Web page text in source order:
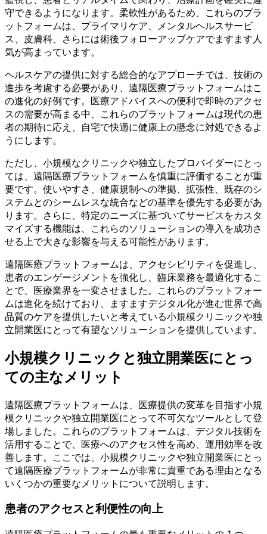
守できるようになります。柔軟性があるため、これらのプラ
ットフォームは、プライマリケア、メンタルヘルスサービ
ス、皮膚科、さらには術後フォローアップケアでますます人
気が高まっています。
ヘルスケアの提供に対する総合的なアプローチでは、技術の
進歩を考慮する必要があり、遠隔医療プラットフォームはこ
の進化の好例です。医療アドバイスへの便利で即時のアクセ
スの需要が高まる中、これらのプラットフォームは現代の患
者の期待に応え、自宅で快適に健康上の懸念に対処できるよ
うにします。
ただし、小規模なクリニックや独立したプロバイダーにとっ
ては、遠隔医療プラットフォームを慎重に評価することが重
要です。使いやすさ、健康規制への準拠、拡張性、既存のシ
ステムとのシームレスな統合などの基準を優先する必要があ
ります。さらに、特定のニーズに基づいてサービスをカスタ
マイズする機能は、これらのソリューションの導入を成功さ
せる上で大きな影響を与える可能性があります。
遠隔医療プラットフォームは、アクセシビリティを促進し、
患者のエンゲージメントを強化し、臨床業務を最適化するこ
とで、医療業界を一変させました。これらのプラットフォー
ムは進化を続けており、ますますデジタル化が進む世界で高
品質のケアを提供したいと考えている小規模クリニックや独
立開業医にとって有望なソリューションを提供しています。
小規模クリニックと独立開業医にとっ
ての主なメリット
遠隔医療プラットフォームは、医療提供の変革を目指す小規
模クリニックや独立開業医にとって不可欠なツールとして登
場しました。これらのプラットフォームは、デジタル技術を
活用することで、医療へのアクセス性を高め、運用効率を改
善します。ここでは、小規模クリニックや独立開業医にとっ
て遠隔医療プラットフォームが非常に貴重である理由となる
いくつかの重要なメリットについて説明します。
患者のアクセスと利便性の向上